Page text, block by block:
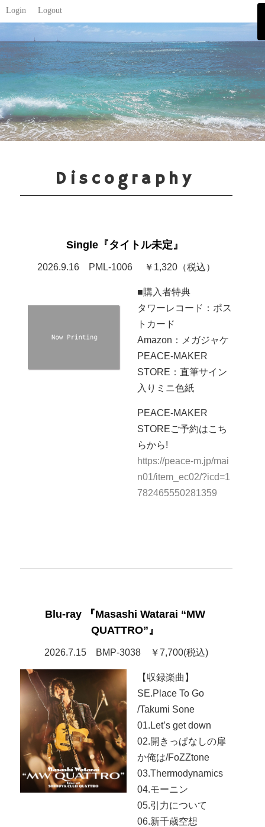
Login Logout
Discography
Single『タイトル未定』
2026.9.16 PML-1006 ￥1,320（税込）
■購入者特典
タワーレコード：ポス
トカード
Amazon：メガジャケ
PEACE-MAKER
STORE：直筆サイン
入りミニ色紙
PEACE-MAKER
STOREご予約はこち
らから!
https://peace-m.jp/mai
n01/item_ec02/?icd=1
782465550281359
Blu-ray 『Masashi Watarai “MW
QUATTRO”』
2026.7.15 BMP-3038 ￥7,700(税込)
【収録楽曲】
SE.Place To Go
/Takumi Sone
01.Let’s get down
02.開きっぱなしの扉
か俺は/FoZZtone
03.Thermodynamics
04.モーニン
05.引力について
06.新千歳空想